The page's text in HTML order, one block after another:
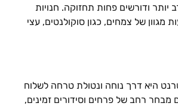
יותר ודורשים פחות תחזוקה. חנויות
מגוון של צמחים, כגון סוקולנטים, עצי
היא דרך נוחה ונטולת טרחה לשלוח
מבחר רחב של פרחים וסידורים זמינים,